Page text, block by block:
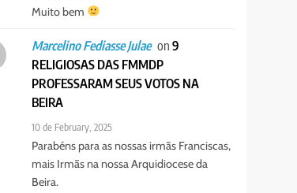
Muito bem
Marcelino Fediasse Julae on9
RELIGIOSAS DAS FMMDP
PROFESSARAM SEUS VOTOS NA
BEIRA
10 de February, 2025
Parabéns para as nossas irmãs Franciscas,
mais Irmãs na nossa Arquidiocese da
Beira.